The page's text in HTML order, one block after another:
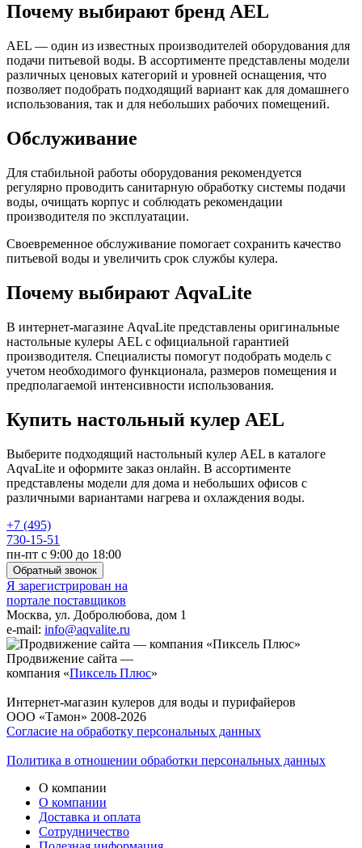
Почему выбирают бренд AEL
AEL — один из известных производителей оборудования для
подачи питьевой воды. В ассортименте представлены модели
различных ценовых категорий и уровней оснащения, что
позволяет подобрать подходящий вариант как для домашнего
использования, так и для небольших рабочих помещений.
Обслуживание
Для стабильной работы оборудования рекомендуется
регулярно проводить санитарную обработку системы подачи
воды, очищать корпус и соблюдать рекомендации
производителя по эксплуатации.
Своевременное обслуживание помогает сохранить качество
питьевой воды и увеличить срок службы кулера.
Почему выбирают AqvaLite
В интернет-магазине AqvaLite представлены оригинальные
настольные кулеры AEL с официальной гарантией
производителя. Специалисты помогут подобрать модель с
учетом необходимого функционала, размеров помещения и
предполагаемой интенсивности использования.
Купить настольный кулер AEL
Выберите подходящий настольный кулер AEL в каталоге
AqvaLite и оформите заказ онлайн. В ассортименте
представлены модели для дома и небольших офисов с
различными вариантами нагрева и охлаждения воды.
+7 (495)
730-15-51
пн-пт с 9:00 до 18:00
Обратный звонок
Я зарегистрирован на
портале поставщиков
Москва, ул. Добролюбова, дом 1
e-mail: info@aqvalite.ru
Продвижение сайта —
компания «Пиксель Плюс»
Интернет-магазин кулеров для воды и пурифайеров
ООО «Тамон» 2008-2026
Согласие на обработку персональных данных
Политика в отношении обработки персональных данных
О компании
О компании
Доставка и оплата
Сотрудничество